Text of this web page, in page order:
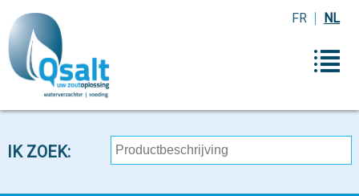
NL
FR
IK ZOEK: